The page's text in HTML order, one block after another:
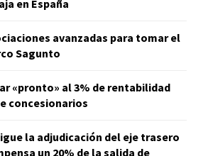
en España
avanzadas para tomar el
Sagunto
«pronto» al 3% de rentabilidad
concesionarios
la adjudicación del eje trasero
un 20% de la salida de